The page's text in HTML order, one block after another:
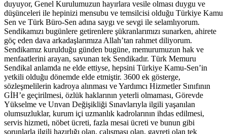
duyuyor, Genel Kurulumuzun hayırlara vesile olması duygu ve
düşünceleri ile hepinizi mensubu ve temsilcisi olduğu Türkiye Kamu
Sen ve Türk Büro-Sen adına saygı ve sevgi ile selamlıyorum.
Sendikamızı bugünlere getirenlere şükranlarımızı sunarken, ahirete
göç eden dava arkadaşlarımıza Allah’tan rahmet diliyorum.
Sendikamız kurulduğu günden bugüne, memurumuzun hak ve
menfaatlerini arayan, savunan tek Sendikadır. Türk Memuru
Sendikal anlamda ne elde ettiyse, hepsini Türkiye Kamu-Sen’in
yetkili olduğu dönemde elde etmiştir. 3600 ek gösterge,
sözleşmelilerin kadroya alınması ve Yardımcı Hizmetler Sınıfının
GİH’e geçirilmesi, özlük haklarının yeterli olmaması, Görevde
Yükselme ve Unvan Değişikliği Sınavlarıyla ilgili yaşanılan
olumsuzluklar, kurum içi uzmanlık kadrolarının ihdas edilmesi,
servis hizmeti, nöbet ücreti, fazla mesai ücreti ve bunun gibi
sorunlarla ilgili hazırlığı olan, çalışması olan, gayreti olan tek